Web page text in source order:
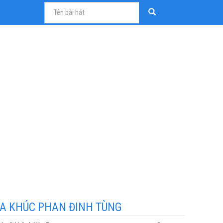
KHÚC PHAN ĐINH TÙNG